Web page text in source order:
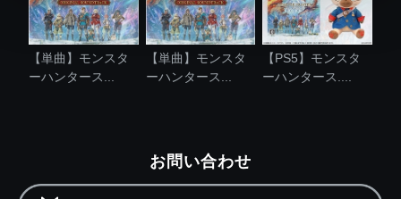
【単曲】モンスタ
ーハンタース...
【単曲】モンスタ
ーハンタース...
【PS5】モンスタ
ーハンタース....
お問い合わせ